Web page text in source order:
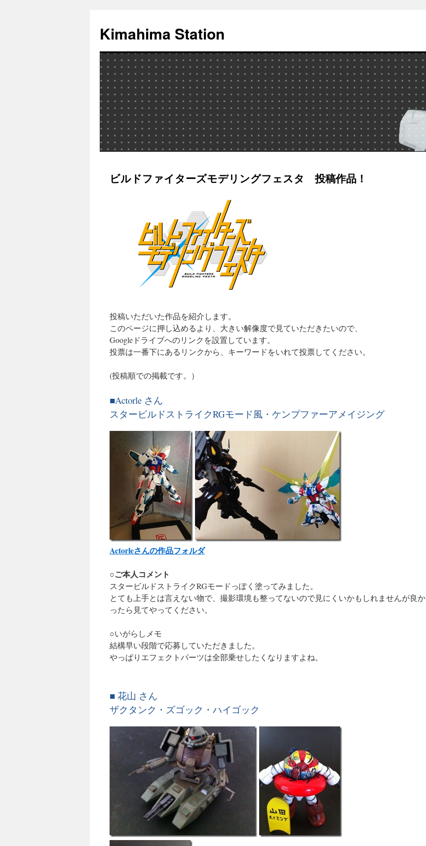
Kimahima Station
ビルドファイターズモデリングフェスタ 投稿作品！
投稿いただいた作品を紹介します。
このページに押し込めるより、大きい解像度で見ていただきたいので、
Googleドライブへのリンクを設置しています。
投票は一番下にあるリンクから、キーワードをいれて投票してください。
(投稿順での掲載です。）
■Actorle さん
スタービルドストライクRGモード風・ケンプファーアメイジング
Actorleさんの作品フォルダ
○ご本人コメント
スタービルドストライクRGモードっぽく塗ってみました。
とても上手とは言えない物で、撮影環境も整ってないので見にくいかもしれませんが良か
ったら見てやってください。
○いがらしメモ
結構早い段階で応募していただきました。
やっぱりエフェクトパーツは全部乗せしたくなりますよね。
■ 花山 さん
ザクタンク・ズゴック・ハイゴック